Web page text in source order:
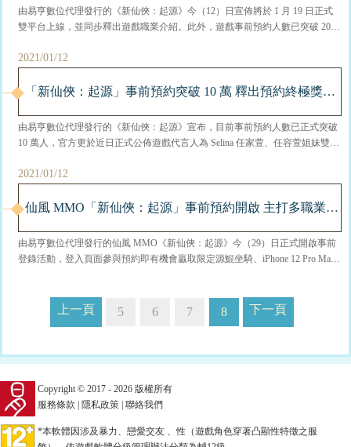
由易亨數位代理發行的《新仙俠：起源》今（12）日宣佈將於 1 月 19 日正式
雙平台上線，並同步釋出遊戲職業介紹。此外，遊戲事前預約人數已突破 20
3000 點等活動獎勵，感興趣的玩家不妨參閱以下內容。 《新仙俠：起源》將
2021/01/12
「新仙俠：起源」事前預約突破 10 萬 釋出預約終極獎勵及特色養鯤玩法
由易亨數位代理發行的《新仙俠：起源》宣布，目前事前預約人數已正式突破
10 萬人，官方更於近日正式公佈遊戲代言人為 Selina 任家萱、任容萱姐妹雙代
感興趣的玩家請參閱以下資訊。 事前預約人數突破 10 萬人 【任家萱、任
2021/01/12
仙風 MMO「新仙俠：起源」事前預約開啟 主打多職業和高自由度免費換裝模式
由易亨數位代理發行的仙風 MMO《新仙俠：起源》今（29）日正式開啟事前
登錄活動，登入頁面參與預約即有機會贏取限定源鯤坐騎、iPhone 12 Pro Max
戲訊息。 區別於其他仙...
上一頁 5 6 7 8 下一頁
Copyright © 2017 - 2026 版權所有
服務條款
隱私政策 聯絡我們
*本軟體因涉及暴力、戀愛交友 、性（遊戲角色穿著凸顯性特徵之服